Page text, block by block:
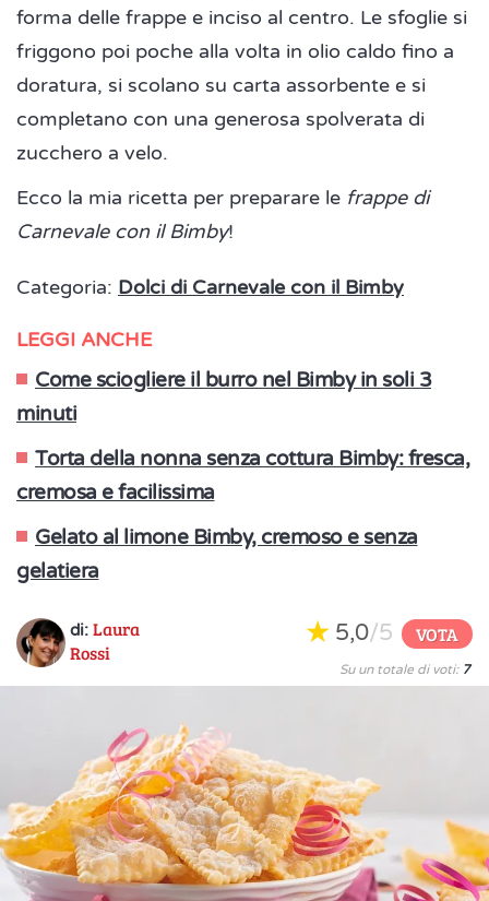
forma delle frappe e inciso al centro. Le sfoglie si
friggono poi poche alla volta in olio caldo fino a
doratura, si scolano su carta assorbente e si
completano con una generosa spolverata di
zucchero a velo.
Ecco la mia ricetta per preparare le frappe di
Carnevale con il Bimby!
Categoria: Dolci di Carnevale con il Bimby
LEGGI ANCHE
Come sciogliere il burro nel Bimby in soli 3
minuti
Torta della nonna senza cottura Bimby: fresca,
cremosa e facilissima
Gelato al limone Bimby, cremoso e senza
gelatiera
di: Laura
Rossi
5,0/5 VOTA
Su un totale di voti: 7